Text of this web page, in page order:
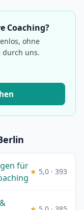
Coaching?
ohne
durch uns.
für
★ 5,0 · 393